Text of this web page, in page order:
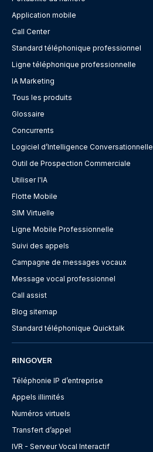
Application mobile
Call Center
Standard téléphonique professionnel
Ligne téléphonique professionnelle
IA Marketing
Tous les produits
Glossaire
Concurrents
Logiciel d’Intelligence Conversationnelle
Outil de Prospection Commerciale
Utiliser l'IA
Flotte Mobile
SIM Virtuelle
Ligne Mobile Professionnelle
Suivi des appels
Campagne de messages vocaux
Message vocal professionnel
Call assist
Blog sitemap
Standard téléphonique Quicktalk
RINGOVER
Téléphonie IP d’entreprise
Appels illimités
Numéros virtuels
Transfert d’appel
IVR - Serveur Vocal Interactif